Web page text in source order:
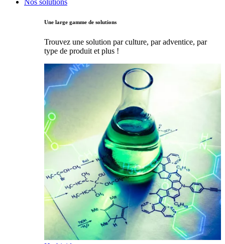
Une large gamme de solutions
Trouvez une solution par culture, par adventice, par
type de produit et plus !